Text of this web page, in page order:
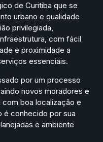
de Curitiba que se
urbano e qualidade
privilegiada,
com fácil
e proximidade a
essenciais.
por um processo
novos moradores e
boa localização e
é conhecido por sua
e ambiente